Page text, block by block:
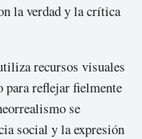
la verdad y la crítica
recursos visuales
reflejar fielmente
se
social y la expresión